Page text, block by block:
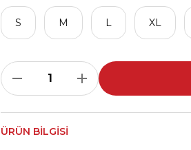
S M L XL
ÜRÜN BILGISI